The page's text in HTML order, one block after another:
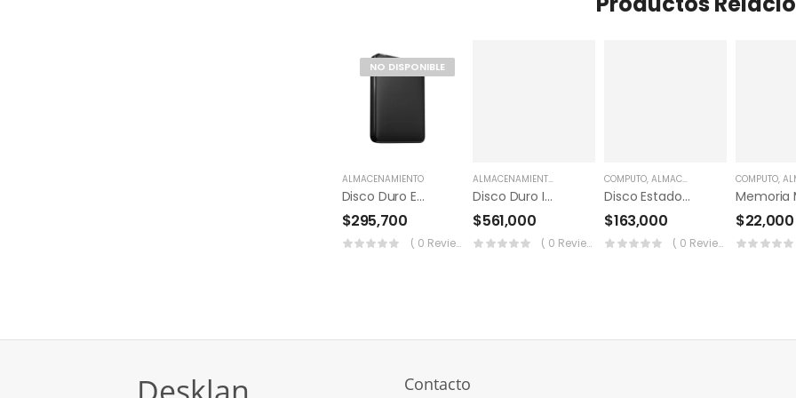
NO DISPONIBLE
ALMACENAMIENTO
Disco Duro Externo Western Digital 1tb WD
$295,700
( 0 Reviews )
ALMACENAMIENTO
Disco Duro Interno Wd 4tb Purple
$561,000
( 0 Reviews )
COMPUTO,ALMACENAMIENTO
Disco Estado Solido Kingston 240gb A400 2.5″ Ssd
$163,000
( 0 Reviews )
COMPUTO,
$22,000
Contacto